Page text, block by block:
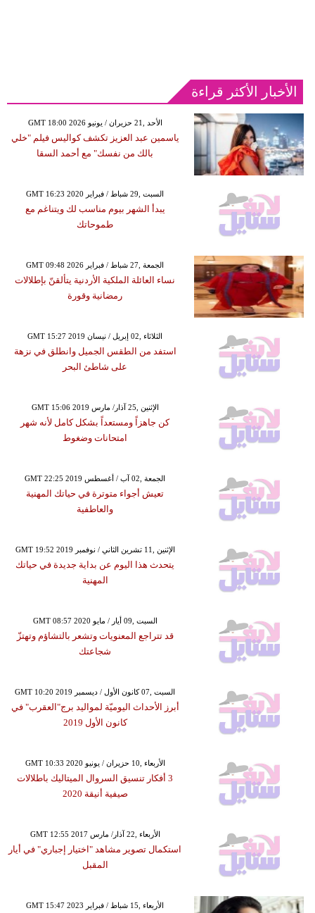
الأخبار الأكثر قراءة
GMT 18:00 2026 الأحد ,21 حزيران / يونيو
ياسمين عبد العزيز تكشف كواليس فيلم "خلي
بالك من نفسك" مع أحمد السقا
GMT 16:23 2020 السبت ,29 شباط / فبراير
يبدأ الشهر بيوم مناسب لك ويتناغم مع
طموحاتك
GMT 09:48 2026 الجمعة ,27 شباط / فبراير
نساء العائلة الملكية الأردنية يتألقنّ بإطلالات
رمضانية وقورة
GMT 15:27 2019 الثلاثاء ,02 إبريل / نيسان
استفد من الطقس الجميل وانطلق في نزهة
على شاطئ البحر
GMT 15:06 2019 الإثنين ,25 آذار/ مارس
كن جاهزاً ومستعداً بشكل كامل لأنه شهر
امتحانات وضغوط
GMT 22:25 2019 الجمعة ,02 آب / أغسطس
تعيش أجواء متوترة في حياتك المهنية
والعاطفية
GMT 19:52 2019 الإثنين ,11 تشرين الثاني / نوفمبر
يتحدث هذا اليوم عن بداية جديدة في حياتك
المهنية
GMT 08:57 2020 السبت ,09 أيار / مايو
قد تتراجع المعنويات وتشعر بالتشاؤم وتهتزّ
شجاعتك
GMT 10:20 2019 السبت ,07 كانون الأول / ديسمبر
أبرز الأحداث اليوميّة لمواليد برج"العقرب" في
كانون الأول 2019
GMT 10:33 2020 الأربعاء ,10 حزيران / يونيو
3 أفكار تنسيق السروال الميتاليك باطلالات
صيفية أنيقة 2020
GMT 12:55 2017 الأربعاء ,22 آذار/ مارس
استكمال تصوير مشاهد "اختيار إجباري" في أيار
المقبل
GMT 15:47 2023 الأربعاء ,15 شباط / فبراير